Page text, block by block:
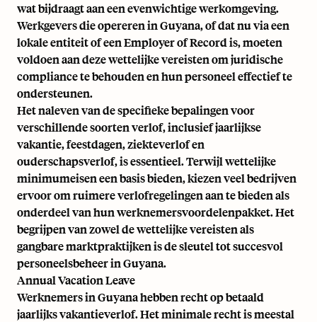
wat bijdraagt aan een evenwichtige werkomgeving.
Werkgevers die opereren in Guyana, of dat nu via een
lokale entiteit of een Employer of Record is, moeten
voldoen aan deze wettelijke vereisten om juridische
compliance te behouden en hun personeel effectief te
ondersteunen.
Het naleven van de specifieke bepalingen voor
verschillende soorten verlof, inclusief jaarlijkse
vakantie, feestdagen, ziekteverlof en
ouderschapsverlof, is essentieel. Terwijl wettelijke
minimumeisen een basis bieden, kiezen veel bedrijven
ervoor om ruimere verlofregelingen aan te bieden als
onderdeel van hun werknemersvoordelenpakket. Het
begrijpen van zowel de wettelijke vereisten als
gangbare marktpraktijken is de sleutel tot succesvol
personeelsbeheer in Guyana.
Annual Vacation Leave
Werknemers in Guyana hebben recht op betaald
jaarlijks vakantieverlof. Het minimale recht is meestal